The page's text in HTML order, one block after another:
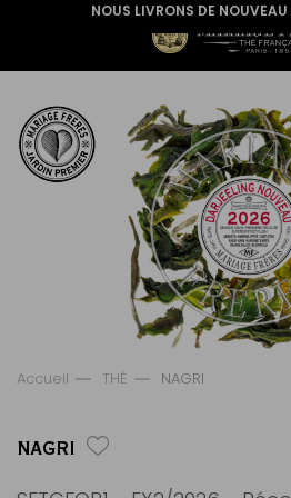
NOUS LIVRONS DE
Accueil THÉ NAGRI
NAGRI